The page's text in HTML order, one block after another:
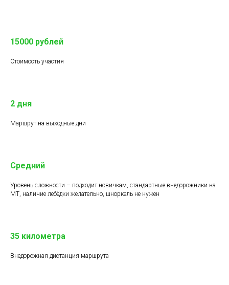
15000 рублей
Стоимость участия
2 дня
Маршрут на выходные дни
Средний
Уровень сложности – подходит новичкам, стандартные внедорожники на
МТ, наличие лебёдки желательно, шноркель не нужен
35 километра
Внедорожная дистанция маршрута